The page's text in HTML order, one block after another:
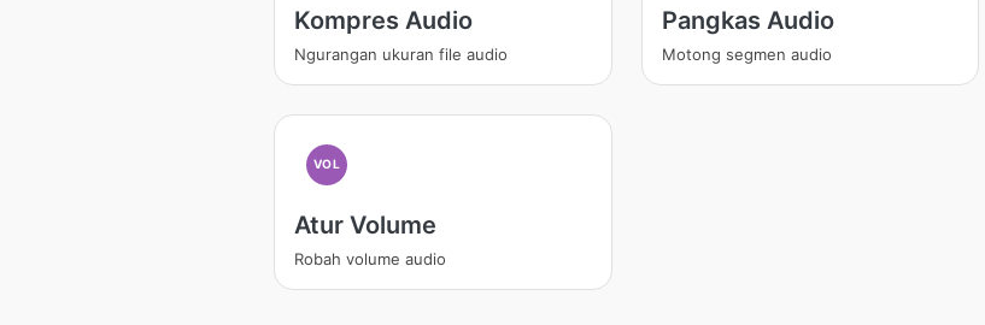
Kompres Audio
Ngurangan ukuran file audio
Pangkas Audio
Motong segmen audio
VOL
Atur Volume
Robah volume audio